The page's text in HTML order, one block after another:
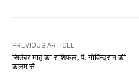
PREVIOUS ARTICLE
सितंबर माह का राशिफल, पं. गोविन्दराम की
कलम से